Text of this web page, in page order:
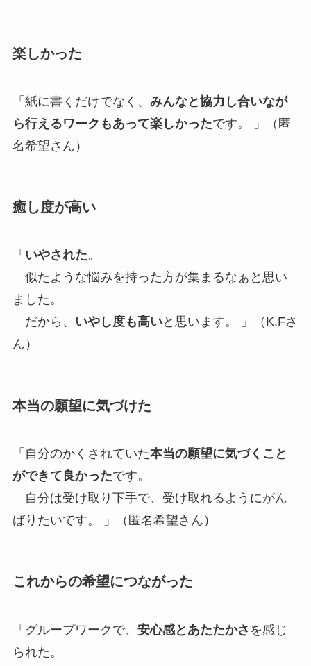
楽しかった
「紙に書くだけでなく、 みんなと協力し合いなが
ら行えるワークもあって楽しかったです。 」（匿
名希望さん）
癒し度が高い
「 いやされた。
似たような悩みを持った方が集まるなぁと思い
ました。
だから、 いやし度も高いと思います。 」（K.Fさ
ん）
本当の願望に気づけた
「自分のかくされていた本当の願望に気づくこと
ができて良かったです。
自分は受け取り下手で、受け取れるようにがん
ばりたいです。 」（匿名希望さん）
これからの希望につながった
「グループワークで、 安心感とあたたかさ を感じ
られた。